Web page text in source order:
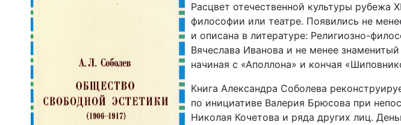
Расцвет отечественной культуры рубежа
философии или театре. Появились не
и описана в литературе: Религиозно-
Вячеслава Иванова и не менее
начиная с «Аполлона» и кончая
Книга Александра Соболева
по инициативе Валерия Брюсова при
Николая Кочетова и ряда других лиц.